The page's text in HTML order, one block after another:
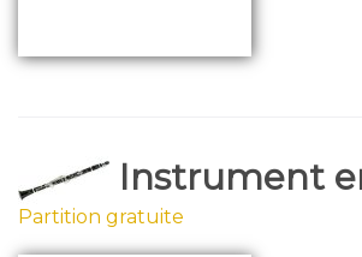
Instrument
Partition gratuite